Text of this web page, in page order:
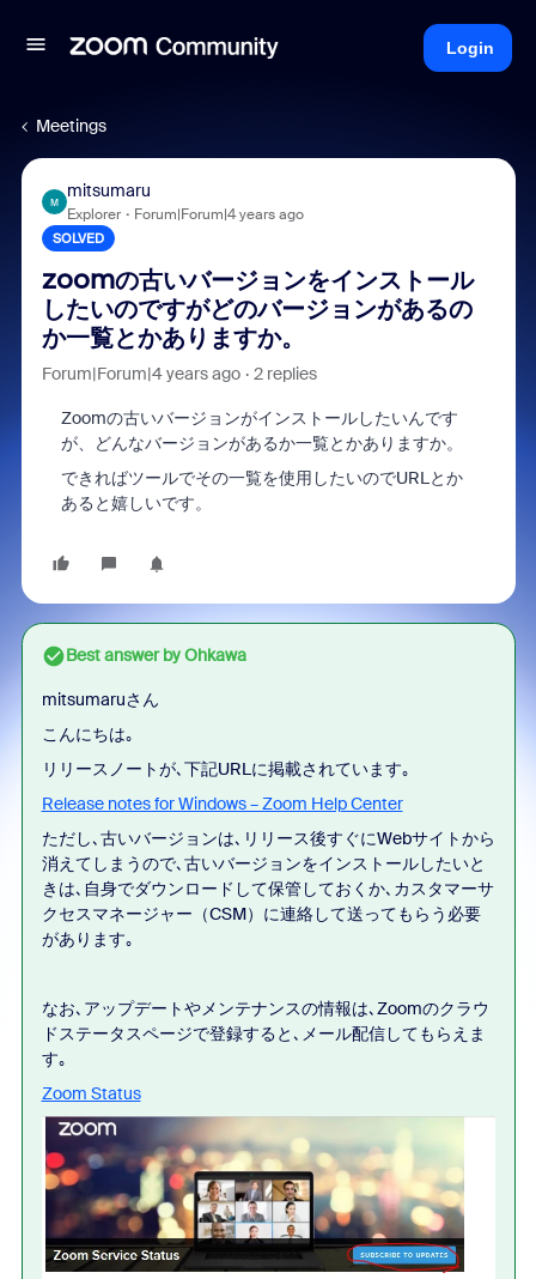
Login
Meetings
M
mitsumaru
Explorer Forum|Forum|4 years ago
SOLVED
zoomの古いバージョンをインストール
したいのですがどのバージョンがあるの
か一覧とかありますか。
Forum|Forum|4 years ago 2 replies
Zoomの古いバージョンがインストールしたいんです
が、どんなバージョンがあるか一覧とかありますか。
できればツールでその一覧を使用したいのでURLとか
あると嬉しいです。
Best answer byOhkawa
mitsumaruさん
こんにちは｡
リリースノートが､下記URLに掲載されています｡
Release notes for Windows – Zoom Help Center
ただし､古いバージョンは､リリース後すぐにWebサイトから
消えてしまうので､古いバージョンをインストールしたいと
きは､自身でダウンロードして保管しておくか､カスタマーサ
クセスマネージャー（CSM）に連絡して送ってもらう必要
があります｡
なお､アップデートやメンテナンスの情報は､Zoomのクラウ
ドステータスページで登録すると､メール配信してもらえま
す｡
Zoom Status